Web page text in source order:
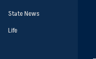
State News
Life